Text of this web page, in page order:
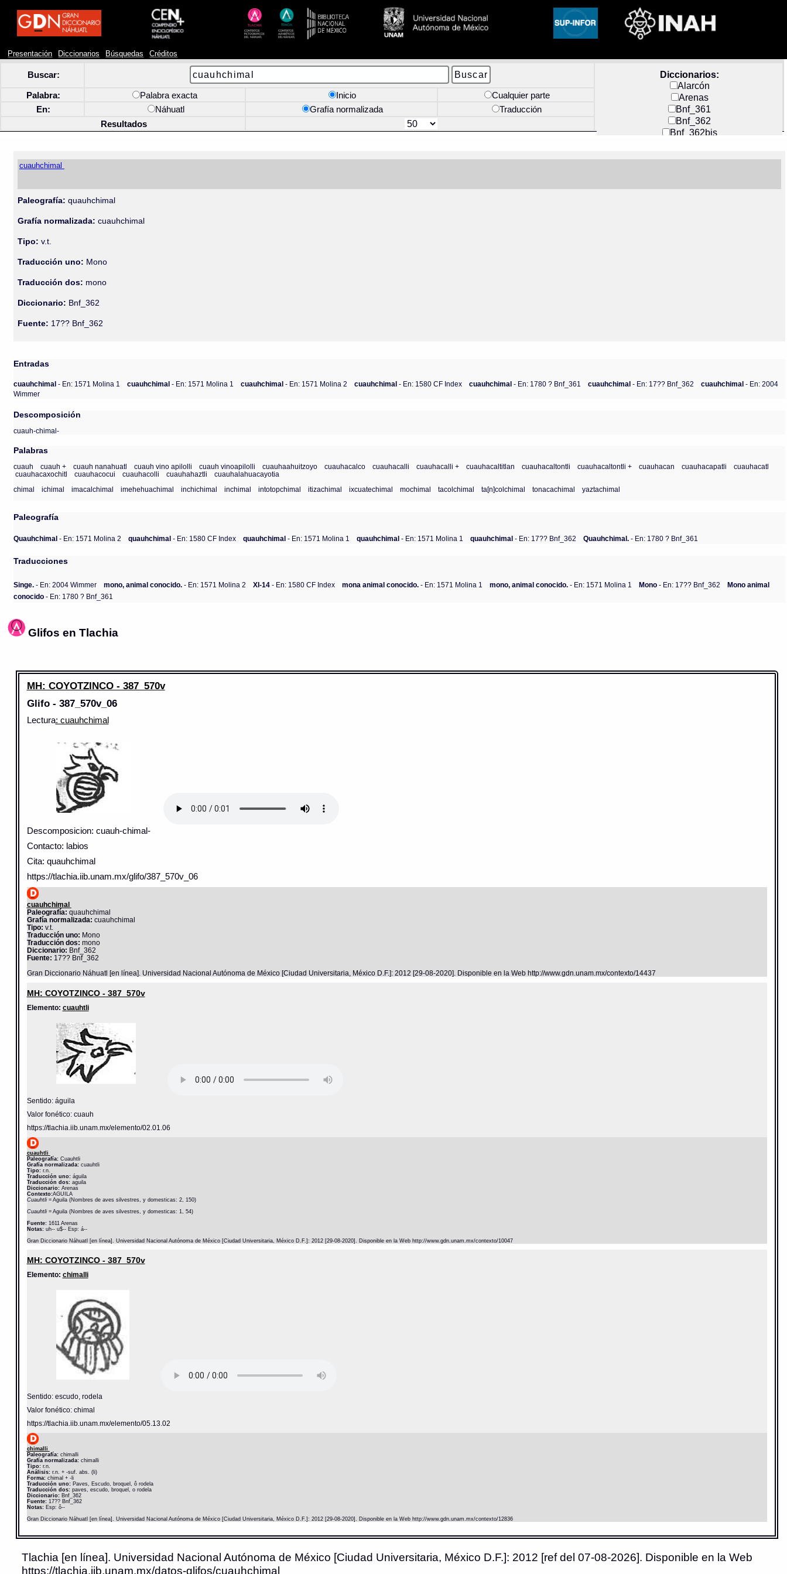
Presentación Diccionarios Búsquedas Créditos
Buscar:
Diccionarios:
Alarcón
Arenas
Bnf_361
Bnf_362
Bnf_362bis
Docs_México
Palabra: Palabra exacta Inicio
Cualquier parte
En:
Náhuatl Grafía normalizada
Traducción
Resultados
cuauhchimal
Paleografía: quauhchimal
Grafía normalizada: cuauhchimal
Tipo: v.t.
Traducción uno: Mono
Traducción dos: mono
Diccionario: Bnf_362
Fuente: 17?? Bnf_362
Entradas
cuauhchimal- En: 1571 Molina 1 cuauhchimal- En: 1571 Molina 1 cuauhchimal- En: 1571 Molina 2 cuauhchimal- En: 1580 CF Index cuauhchimal- En: 1780 ? Bnf_361 cuauhchimal- En: 17?? Bnf_362 cuauhchimal- En: 2004
Wimmer
Descomposición
cuauh-chimal-
Palabras
cuauh cuauh + cuauh nanahuatl cuauh vino apilolli cuauh vinoapilolli cuauhaahuitzoyo cuauhacalco cuauhacalli cuauhacalli + cuauhacaltitlan cuauhacaltontli cuauhacaltontli + cuauhacan cuauhacapatli
cuauhacatl
cuauhacaxochitl
cuauhacocui cuauhacolli cuauhahaztli
cuauhalahuacayotia
chimal
ichimal imacalchimal imehehuachimal inchichimal inchimal intotopchimal itizachimal ixcuatechimal mochimal tacolchimal ta[n]colchimal tonacachimal yaztachimal
Paleografía
Quauhchimal - En: 1571 Molina 2 quauhchimal - En: 1580 CF Index quauhchimal - En: 1571 Molina 1 quauhchimal - En: 1571 Molina 1 quauhchimal - En: 17?? Bnf_362 Quauhchimal. - En: 1780 ? Bnf_361
Traducciones
Singe. - En: 2004 Wimmer mono, animal conocido. - En: 1571 Molina 2 XI-14 - En: 1580 CF Index mona animal conocido. - En: 1571 Molina 1 mono, animal conocido. - En: 1571 Molina 1 Mono - En: 17?? Bnf_362
Mono animal
conocido - En: 1780 ? Bnf_361
Glifos en Tlachia
MH: COYOTZINCO - 387_570v
Glifo - 387_570v_06
Lectura: cuauhchimal
Descomposicion: cuauh-chimal-
Contacto: labios
Cita: quauhchimal
https://tlachia.iib.unam.mx/glifo/387_570v_06
cuauhchimal
Paleografía: quauhchimal
Grafía normalizada: cuauhchimal
Tipo: v.t.
Traducción uno: Mono
Traducción dos: mono
Diccionario: Bnf_362
Fuente: 17?? Bnf_362
Gran Diccionario Náhuatl [en línea]. Universidad Nacional Autónoma de México [Ciudad Universitaria, México D.F.]: 2012 [29-08-2020]. Disponible en la Web http://www.gdn.unam.mx/contexto/14437
MH: COYOTZINCO - 387_570v
Elemento: cuauhtli
Sentido: águila
Valor fonético: cuauh
https://tlachia.iib.unam.mx/elemento/02.01.06
cuauhtli
Paleografía:Cuauhtli
Grafía normalizada:cuauhtli
Tipo:r.n.
Traducción uno:águila
Traducción dos:aguila
Diccionario: Arenas
Contexto:AGUILA
Cuauhtli = Aguila (Nombres de aves silvestres, y domesticas: 2, 150)
Cuauhtli = Aguila (Nombres de aves silvestres, y domesticas: 1, 54)
Fuente:1611 Arenas
Notas:uh-- u$-- Esp: á--
Gran Diccionario Náhuatl [en línea]. Universidad Nacional Autónoma de México [Ciudad Universitaria, México D.F.]: 2012 [29-08-2020]. Disponible en la Web http://www.gdn.unam.mx/contexto/10047
MH: COYOTZINCO - 387_570v
Elemento: chimalli
Sentido: escudo, rodela
Valor fonético: chimal
https://tlachia.iib.unam.mx/elemento/05.13.02
chimalli
Paleografía:chimalli
Grafía normalizada:chimalli
Tipo:r.n.
Análisis:r.n. + -suf. abs. (li)
Forma:chimal + -li
Traducción uno:Paves, Escudo, broquel, ô rodela
Traducción dos:paves, escudo, broquel, o rodela
Diccionario: Bnf_362
Fuente:17?? Bnf_362
Notas:Esp: ô--
Gran Diccionario Náhuatl [en línea]. Universidad Nacional Autónoma de México [Ciudad Universitaria, México D.F.]: 2012 [29-08-2020]. Disponible en la Web http://www.gdn.unam.mx/contexto/12836
Tlachia [en línea]. Universidad Nacional Autónoma de México [Ciudad Universitaria, México D.F.]: 2012 [ref del 07-08-2026]. Disponible en la Web
https://tlachia.iib.unam.mx/datos-glifos/cuauhchimal